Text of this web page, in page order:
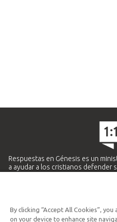
Respuestas en Génesis es un
a ayudar a los cristianos defender
Ministerio
By clicking “Accept All Cookies”,
on your device to enhance site